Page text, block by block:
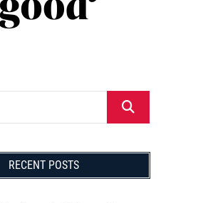
Pretraži
RECENT POSTS